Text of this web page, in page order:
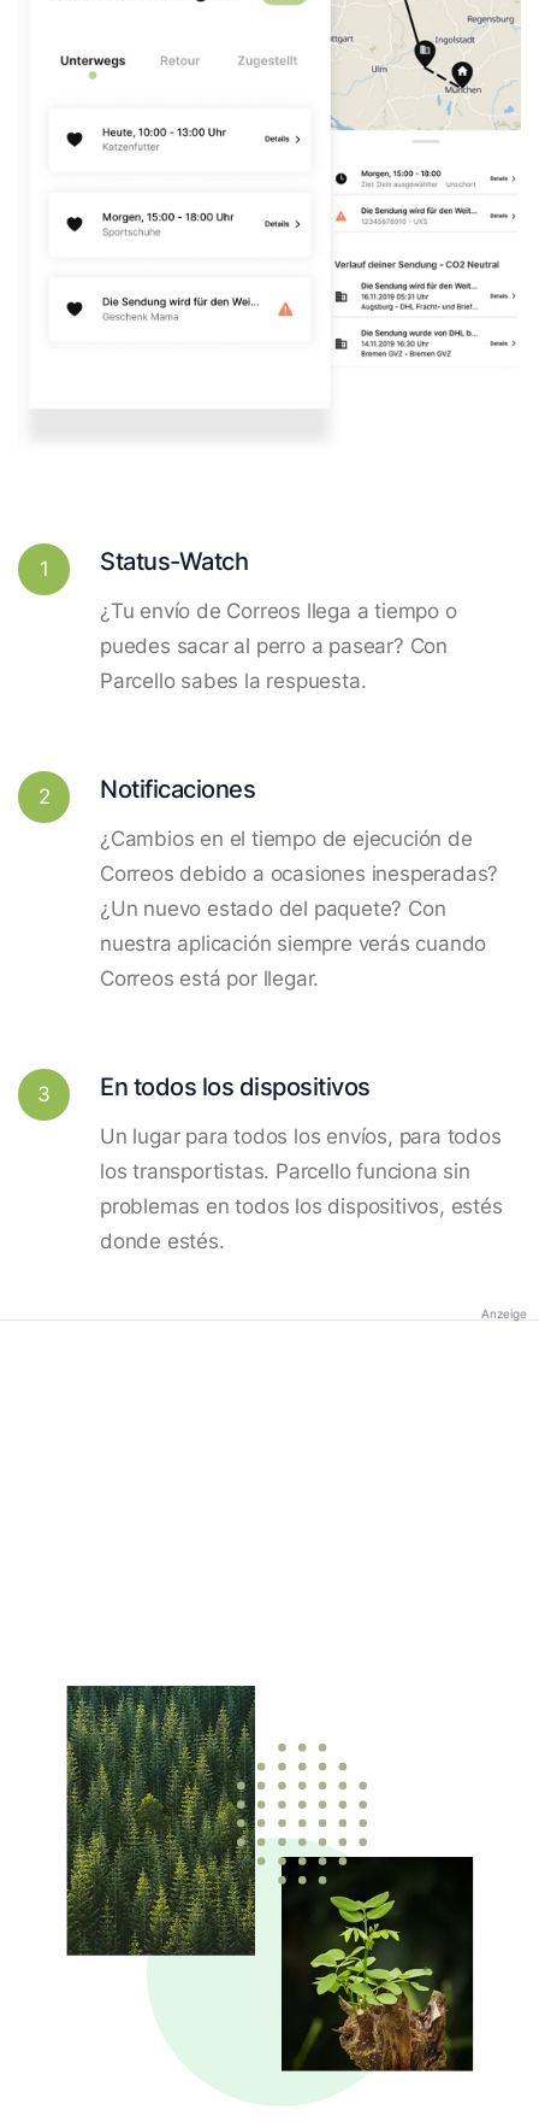
1 Status-Watch
¿Tu envío de Correos llega a tiempo o
puedes sacar al perro a pasear? Con
Parcello sabes la respuesta.
2 Notificaciones
¿Cambios en el tiempo de ejecución de
Correos debido a ocasiones inesperadas?
¿Un nuevo estado del paquete? Con
nuestra aplicación siempre verás cuando
Correos está por llegar.
3 En todos los dispositivos
Un lugar para todos los envíos, para todos
los transportistas. Parcello funciona sin
problemas en todos los dispositivos, estés
donde estés.
Anzeige